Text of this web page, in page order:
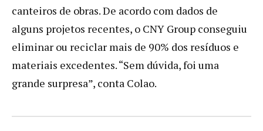
canteiros de obras. De acordo com dados de
alguns projetos recentes, o CNY Group conseguiu
eliminar ou reciclar mais de 90% dos resíduos e
materiais excedentes. “Sem dúvida, foi uma
grande surpresa”, conta Colao.